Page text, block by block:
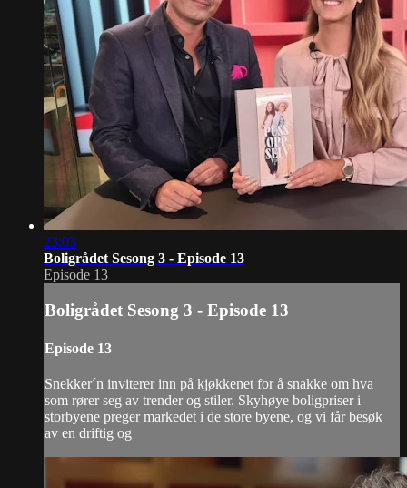
23:03
Boligrådet Sesong 3 - Episode 13
Episode 13
Boligrådet Sesong 3 - Episode 13
Episode 13
Snekker´n inviterer inn på kjøkkenet for å snakke om hva
som rører seg av trender og stiler. Skyhøye boligpriser i
storbyene preger markedet i de store byene, og vi får besøk
av en driftig og